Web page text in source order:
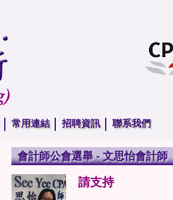
常用連結 招聘資訊 聯系我們
會計師公會選舉 - 文思怡會計師
請支持